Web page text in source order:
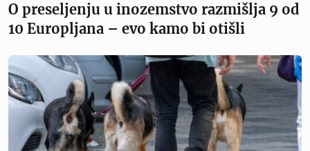
O preseljenju u inozemstvo razmišlja 9 od
10 Europljana – evo kamo bi otišli